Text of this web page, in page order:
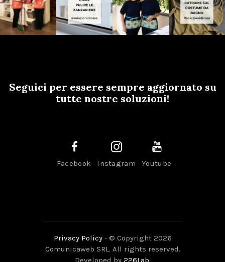
Seguici per essere sempre aggiornato su
tutte nostre soluzioni!
Facebook Instagram Youtube
Privacy Policy- © Copyright 2026
Comunicaweb SRL. All rights reserved.
Developed by 226Lab.